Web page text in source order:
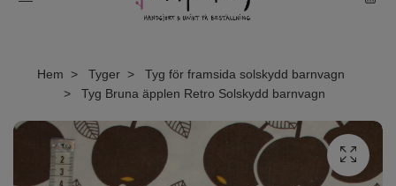
Hem Tyger
Tyg för framsida solskydd barnvagn
Tyg Bruna äpplen Retro Solskydd barnvagn